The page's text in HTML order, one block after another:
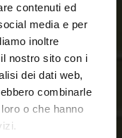
contenuti ed
media e per
inoltre
nostro sito con i
dei dati web,
combinarle
o che hanno